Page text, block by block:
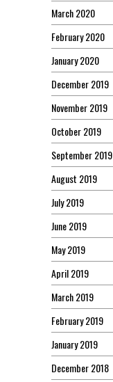
March 2020
February 2020
January 2020
December 2019
November 2019
October 2019
September 2019
August 2019
July 2019
June 2019
May 2019
April 2019
March 2019
February 2019
January 2019
December 2018